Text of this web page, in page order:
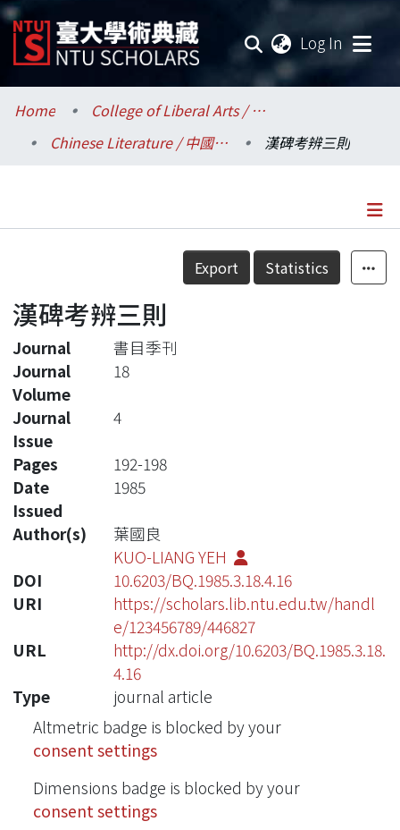
Log In
Communities & Collections
Research Outputs
Statistics
Home
College of Liberal Arts / 文學院
Chinese Literature / 中國文學系
漢碑考辨三則
Details
Export Statistics
漢碑考辨三則
Journal
書目季刊
Journal
Volume
18
Journal
Issue
4
Pages
192-198
Date
Issued
1985
Author(s)
葉國良
KUO-LIANG YEH
DOI
10.6203/BQ.1985.3.18.4.16
URI
https://scholars.lib.ntu.edu.tw/handl
e/123456789/446827
URL
http://dx.doi.org/10.6203/BQ.1985.3.18.
4.16
Type
journal article
Altmetric badge is blocked by your
consent settings
Dimensions badge is blocked by your
consent settings